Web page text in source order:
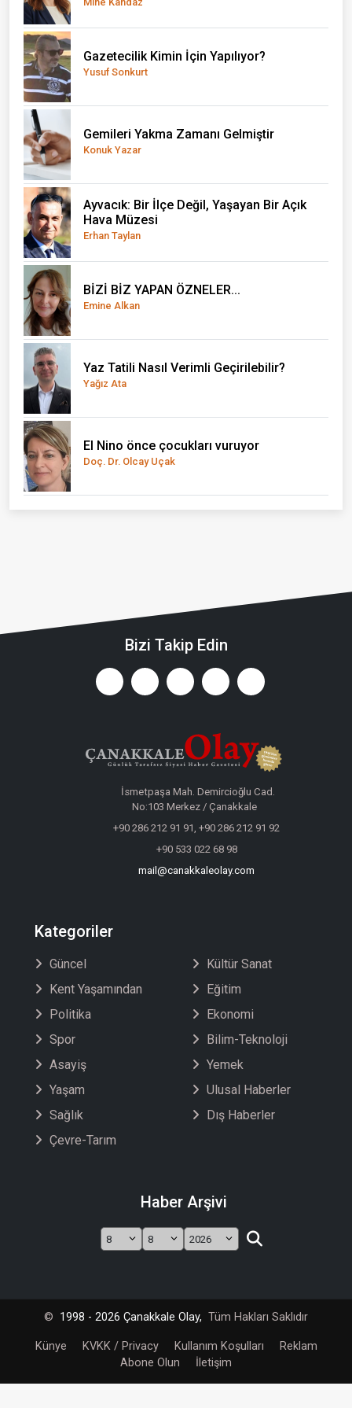
Gazetecilik Kimin İçin Yapılıyor?
Yusuf Sonkurt
Gemileri Yakma Zamanı Gelmiştir
Konuk Yazar
Ayvacık: Bir İlçe Değil, Yaşayan Bir Açık
Hava Müzesi
Erhan Taylan
BİZİ BİZ YAPAN ÖZNELER...
Emine Alkan
Yaz Tatili Nasıl Verimli Geçirilebilir?
Yağız Ata
El Nino önce çocukları vuruyor
Doç. Dr. Olcay Uçak
Bizi Takip Edin
İsmetpaşa Mah. Demircioğlu Cad.
No:103 Merkez / Çanakkale
+90 286 212 91 91, +90 286 212 91 92
+90 533 022 68 98
mail@canakkaleolay.com
Kategoriler
Güncel
Kent Yaşamından
Politika
Spor
Asayiş
Yaşam
Sağlık
Çevre-Tarım
Kültür Sanat
Eğitim
Ekonomi
Bilim-Teknoloji
Yemek
Ulusal Haberler
Dış Haberler
Haber Arşivi
© 1998 - 2026 Çanakkale Olay, Tüm Hakları Saklıdır
Künye KVKK / Privacy Kullanım Koşulları
Reklam
Abone Olun
İletişim